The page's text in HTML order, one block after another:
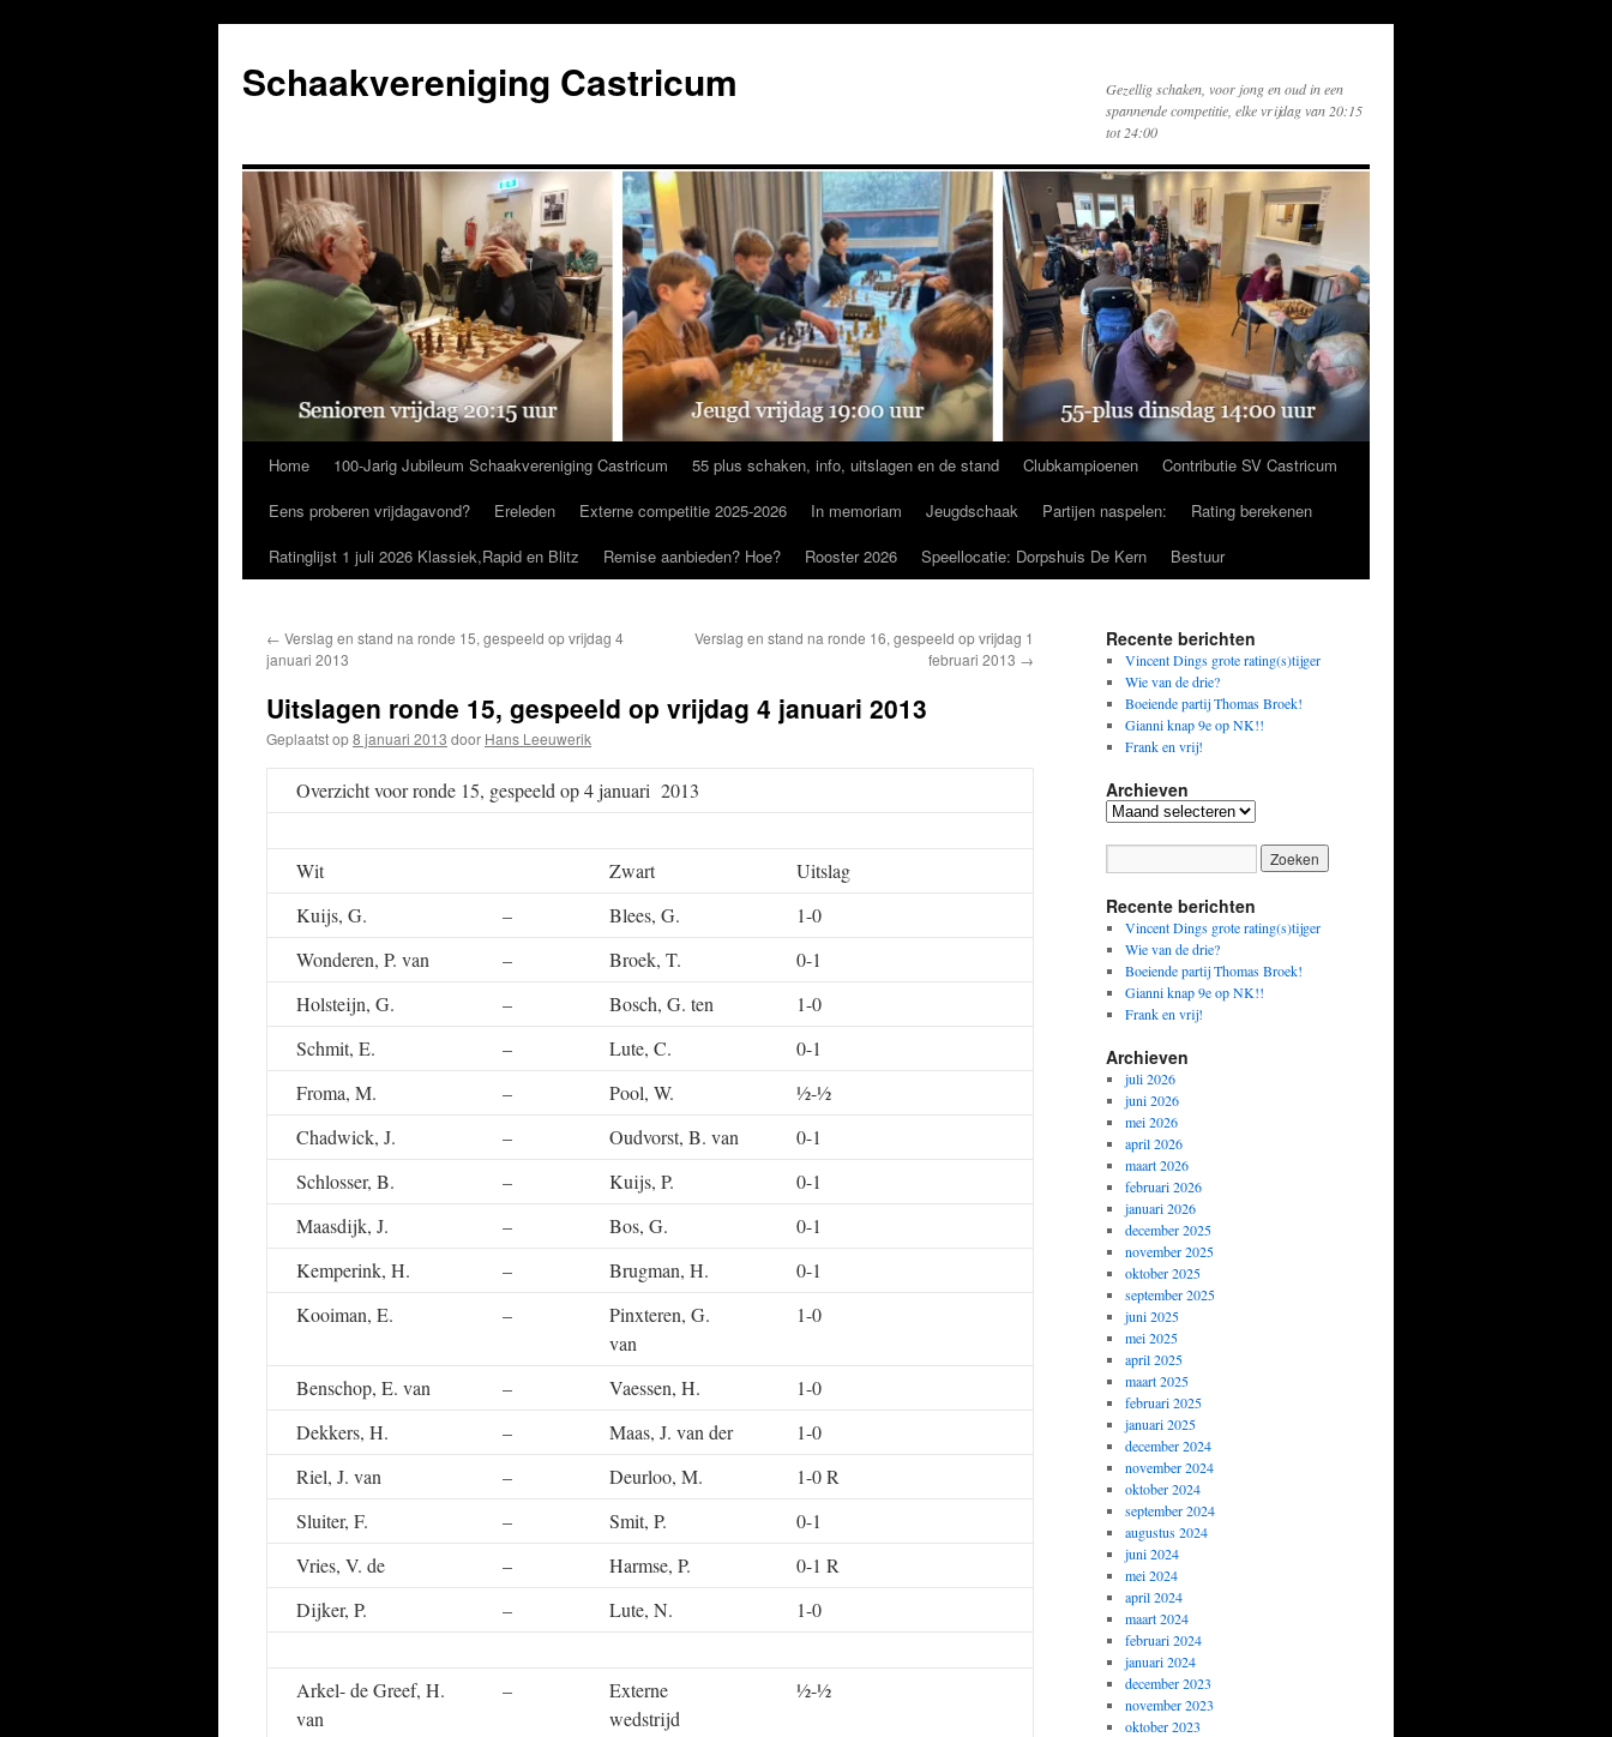
de
inhoud
Schaakvereniging Castricum
Gezellig schaken, voor jong en oud in een
spannende competitie, elke vrijdag van 20:15
tot 24:00
Home 100-Jarig Jubileum Schaakvereniging Castricum 55 plus schaken, info, uitslagen en de stand Clubkampioenen
Contributie SV Castricum
Eens proberen vrijdagavond?
Ereleden Externe competitie 2025-2026 In memoriam Jeugdschaak Partijen naspelen:
Rating berekenen
Ratinglijst 1 juli 2026 Klassiek,Rapid en Blitz
Remise aanbieden? Hoe? Rooster 2026 Speellocatie: Dorpshuis De Kern Bestuur
← Verslag en stand na ronde 15, gespeeld op vrijdag 4
januari 2013
Verslag en stand na ronde 16, gespeeld op vrijdag 1
februari 2013 →
Uitslagen ronde 15, gespeeld op vrijdag 4 januari 2013
Geplaatst op8 januari 2013 door Hans Leeuwerik
Overzicht voor ronde 15, gespeeld op 4 januari 2013
Wit Zwart
Uitslag
Kuijs, G.
– Blees, G.
1-0
Wonderen, P. van
– Broek, T.
0-1
Holsteijn, G.
– Bosch, G. ten
1-0
Schmit, E.
– Lute, C.
0-1
Froma, M.
– Pool, W.
½-½
Chadwick, J.
– Oudvorst, B. van
0-1
Schlosser, B.
– Kuijs, P.
0-1
Maasdijk, J.
– Bos, G.
0-1
Kemperink, H.
– Brugman, H.
0-1
Kooiman, E.
–
Pinxteren, G.
van
1-0
Benschop, E. van – Vaessen, H.
1-0
Dekkers, H.
– Maas, J. van der
1-0
Riel, J. van
– Deurloo, M.
1-0 R
Sluiter, F.
– Smit, P.
0-1
Vries, V. de
– Harmse, P.
0-1 R
Dijker, P.
– Lute, N. 1-0
Arkel- de Greef, H.
van
–
Externe
wedstrijd
½-½
Recente berichten
Vincent Dings grote rating(s)tijger
Wie van de drie?
Boeiende partij Thomas Broek!
Gianni knap 9e op NK!!
Frank en vrij!
Archieven
Archieven
Recente berichten
Vincent Dings grote rating(s)tijger
Wie van de drie?
Boeiende partij Thomas Broek!
Gianni knap 9e op NK!!
Frank en vrij!
Archieven
juli 2026
juni 2026
mei 2026
april 2026
maart 2026
februari 2026
januari 2026
december 2025
november 2025
oktober 2025
september 2025
juni 2025
mei 2025
april 2025
maart 2025
februari 2025
januari 2025
december 2024
november 2024
oktober 2024
september 2024
augustus 2024
juni 2024
mei 2024
april 2024
maart 2024
februari 2024
januari 2024
december 2023
november 2023
oktober 2023